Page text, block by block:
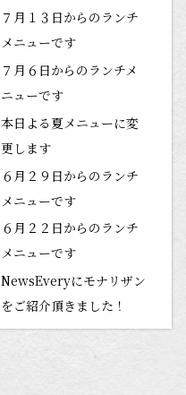
７月１３日からのランチ
メニューです
７月６日からのランチメ
ニューです
本日よる夏メニューに変
更します
６月２９日からのランチ
メニューです
６月２２日からのランチ
メニューです
NewsEveryにモナリザン
をご紹介頂きました！